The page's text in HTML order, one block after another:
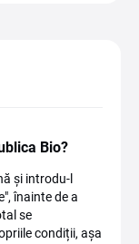
Bio?
și introdu-l
înainte de a
se
condiții, așa